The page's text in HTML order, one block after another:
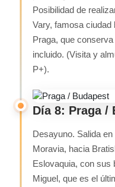
Posibilidad de
Vary, famosa ciudad
Praga, que
incluido. (Visita y
P+).
Día 8: Praga /
Desayuno. Salida
Moravia, hacia
Eslovaquia, con sus
Miguel, que es el